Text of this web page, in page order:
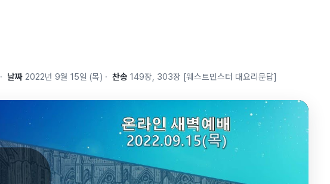
· 날짜 2022년 9월 15일 (목) · 찬송 149장, 303장 [웨스트민스터 대요리문답]